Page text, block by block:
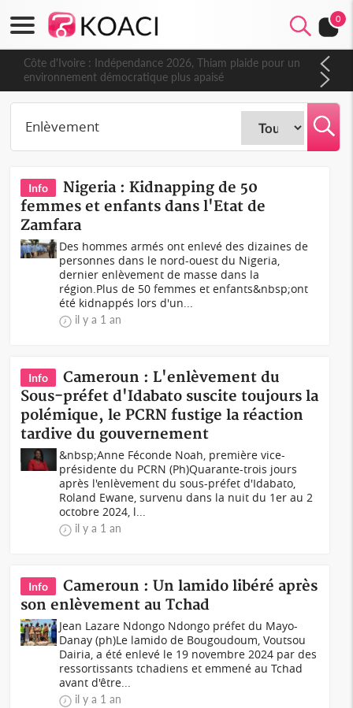
0
Côte d'Ivoire : Indépendance 2026, Thiam plaide pour un
environnement démocratique plus apaisé
Info
Nigeria : Kidnapping de 50
femmes et enfants dans l'Etat de
Zamfara
Des hommes armés ont enlevé des dizaines de
personnes dans le nord-ouest du Nigeria,
dernier enlèvement de masse dans la
région.Plus de 50 femmes et enfants&nbsp;ont
été kidnappés lors d'un...
il y a 1 an
Info
Cameroun : L'enlèvement du
Sous-préfet d'Idabato suscite toujours la
polémique, le PCRN fustige la réaction
tardive du gouvernement
&nbsp;Anne Féconde Noah, première vice-
présidente du PCRN (Ph)Quarante-trois jours
après l'enlèvement du sous-préfet d'Idabato,
Roland Ewane, survenu dans la nuit du 1er au 2
octobre 2024, l...
il y a 1 an
Info
Cameroun : Un lamido libéré après
son enlèvement au Tchad
Jean Lazare Ndongo Ndongo préfet du Mayo-
Danay (ph)Le lamido de Bougoudoum, Voutsou
Dairia, a été enlevé le 19 novembre 2024 par des
ressortissants tchadiens et emmené au Tchad
avant d'être...
il y a 1 an